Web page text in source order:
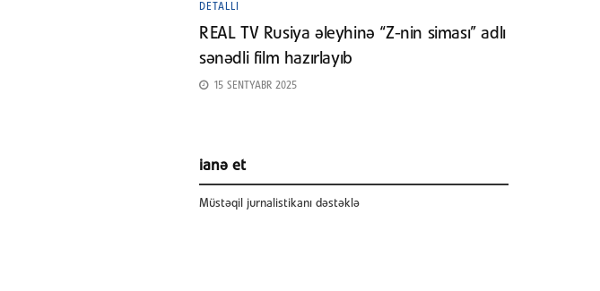
DETALLI
REAL TV Rusiya əleyhinə “Z-nin siması” adlı
sənədli film hazırlayıb
15 SENTYABR 2025
ianə et
Müstəqil jurnalistikanı dəstəklə